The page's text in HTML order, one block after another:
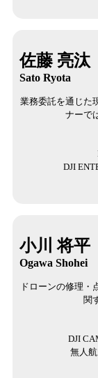
佐藤 亮汰
Sato Ryota
業務委託を通じた
ナーで
DJI
小川 将平
Ogawa Shohei
ドローンの修理・
関
DJI
無人